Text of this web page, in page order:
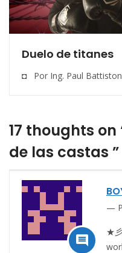
Duelo de titanes
◘ Por Ing. Paul
17 thoughts
de las castas ”

★